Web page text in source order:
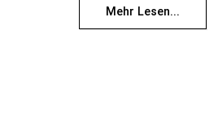
Mehr Lesen...